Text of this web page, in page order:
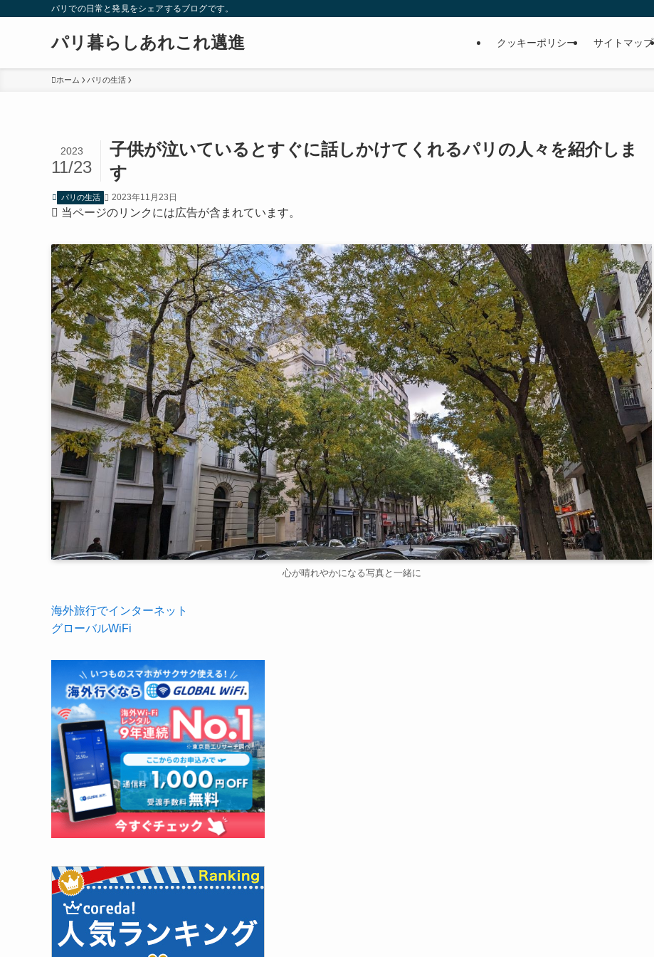
パリでの日常と発見をシェアするブログです。
パリ暮らしあれこれ邁進 クッキーポリシー サイトマップ
ホーム パリの生活
子供が泣いているとすぐに話しかけてくれるパリの人々を紹介しま
す
2023
11/23
パリの生活 2023年11月23日
当ページのリンクには広告が含まれています。
心が晴れやかになる写真と一緒に
海外旅行でインターネット
グローバルWiFi